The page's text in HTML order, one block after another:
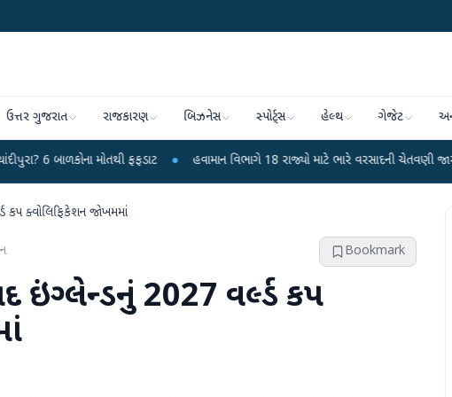
ઉત્તર ગુજરાત રાજકારણ બિઝનેસ સ્પોર્ટ્સ હેલ્થ ગેજેટ
મોતથી ફફડાટ ● હવામાન વિભાગે 18 રાજ્યો માટે ભારે વરસાદની ચેતવણી જારી કરી ●
કપ ક્વોલિફિકેશન જોખમમાં
Bookmark
ઇંગ્લેન્ડનું 2027 વર્લ્ડ કપ